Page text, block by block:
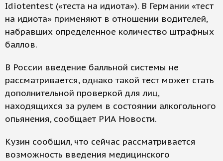
Idiotentest («теста на идиота»). В Германии «тест
на идиота» применяют в отношении водителей,
набравших определенное количество штрафных
баллов.
В России введение балльной системы не
рассматривается, однако такой тест может стать
дополнительной проверкой для лиц,
находящихся за рулем в состоянии алкогольного
опьянения, сообщает РИА Новости.
Кузин сообщил, что сейчас рассматривается
возможность введения медицинского